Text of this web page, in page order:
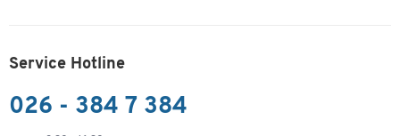
Service Hotline
026 - 384 7 384